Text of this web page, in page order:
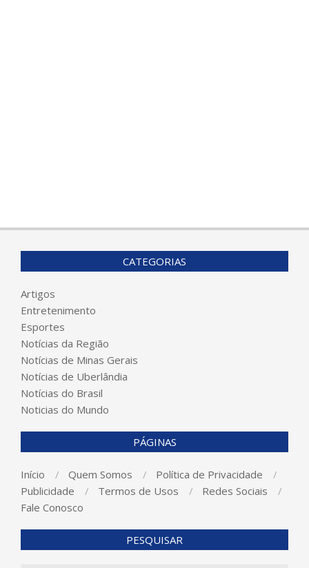
CATEGORIAS
Artigos
Entretenimento
Esportes
Notícias da Região
Notícias de Minas Gerais
Notícias de Uberlândia
Notícias do Brasil
Noticias do Mundo
PÁGINAS
Início Quem Somos
Política de Privacidade
Publicidade
Termos de Usos
Redes Sociais
Fale Conosco
PESQUISAR